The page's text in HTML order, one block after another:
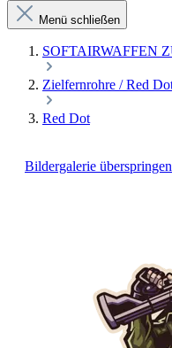
Menü schließen
SOFTAIRWAFFEN
Zielfernrohre / Red
Red Dot
Bildergalerie überspringen